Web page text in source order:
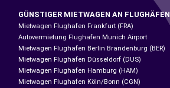
GÜNSTIGER MIETWAGEN AN FLUGHÄFEN
Mietwagen Flughafen Frankfurt (FRA)
Autovermietung Flughafen Munich Airport
Mietwagen Flughafen Berlin Brandenburg (BER)
Mietwagen Flughafen Düsseldorf (DUS)
Mietwagen Flughafen Hamburg (HAM)
Mietwagen Flughafen Köln/Bonn (CGN)